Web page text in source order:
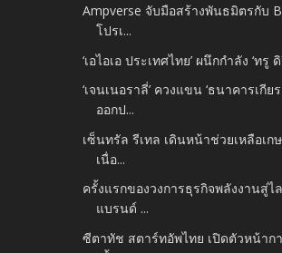
Ampverse จับมือสร้างพันธมิตรกับ
โปรเ...
‘เอไอเอ ประเทศไทย’ ผนึกกำลัง ‘ทรู
‘เจนเนอราลี่’ ควงแขน ‘ธนาคารเกี
ออกป...
เซ็นทรัล รีเทล เดินหน้าช่วยเหลือเก
เนื่อ...
ครั้งแรกของวงการธุรกิจพลังงานสู่ไ
แบรนด์ ...
ซีตาทัช สตาร์ทอัพไทย เปิดตัวหน้าก